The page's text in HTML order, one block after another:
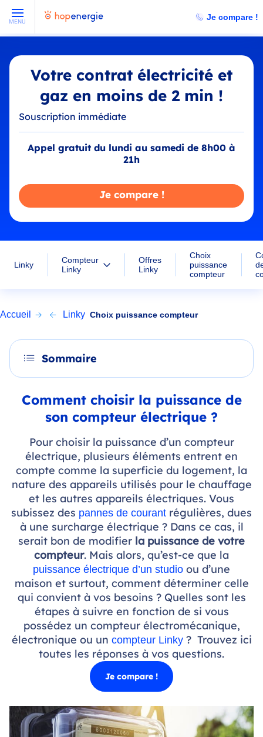
MENU Je compare !
Votre contrat électricité et
gaz en moins de 2 min !
Souscription immédiate
Appel gratuit du lundi au samedi de 8h00 à
21h
Je compare !
Linky
Compteur
Linky
Offres
Linky
Choix
puissance
compteur
Accueil Linky Choix puissance compteur
Sommaire
Comment choisir la puissance de
son compteur électrique ?
Pour choisir la puissance d’un compteur
électrique, plusieurs éléments entrent en
compte comme la superficie du logement, la
nature des appareils utilisés pour le chauffage
et les autres appareils électriques. Vous
subissez des pannes de courant régulières, dues
à une surcharge électrique ? Dans ce cas, il
serait bon de modifier la puissance de votre
compteur. Mais alors, qu’est-ce que la
puissance électrique d’un studio ou d’une
maison et surtout, comment déterminer celle
qui convient à vos besoins ? Quelles sont les
étapes à suivre en fonction de si vous
possédez un compteur électromécanique,
électronique ou un compteur Linky? Trouvez ici
toutes les réponses à vos questions.
Je compare !